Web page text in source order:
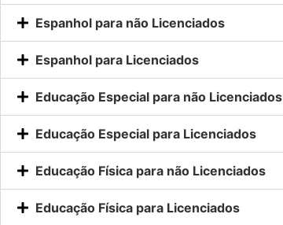
Espanhol para não Licenciados
Espanhol para Licenciados
Educação Especial para não Licenciados
Educação Especial para Licenciados
Educação Física para não Licenciados
Educação Física para Licenciados